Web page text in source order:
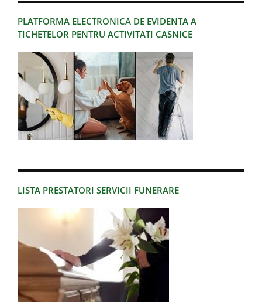
PLATFORMA ELECTRONICA DE EVIDENTA A
TICHETELOR PENTRU ACTIVITATI CASNICE
LISTA PRESTATORI SERVICII FUNERARE